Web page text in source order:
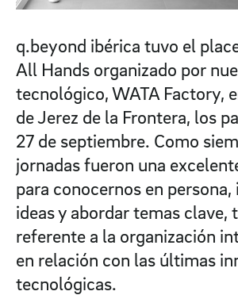
q.beyond ibérica tuvo el
All Hands organizado por
tecnológico, WATA Factory,
de Jerez de la Frontera, los
27 de septiembre. Como
jornadas fueron una
para conocernos en
ideas y abordar temas clave,
referente a la organización
en relación con las últimas
tecnológicas.